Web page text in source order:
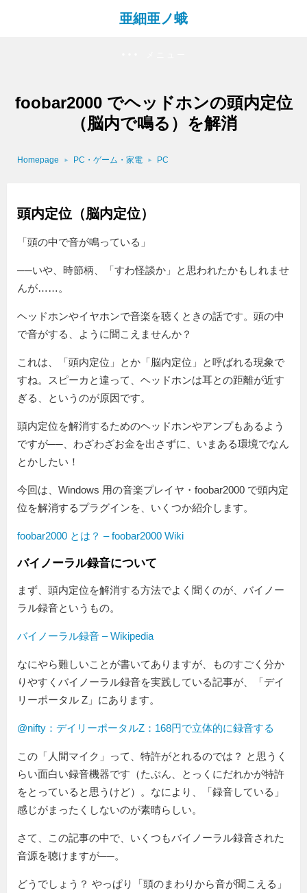
亜細亜ノ蛾
foobar2000 でヘッドホンの頭内定位
（脳内で鳴る）を解消
Homepage PC・ゲーム・家電 PC
頭内定位（脳内定位）
「頭の中で音が鳴っている」
──いや、時節柄、「すわ怪談か」と思われたかもしれませ
んが……。
ヘッドホンやイヤホンで音楽を聴くときの話です。頭の中
で音がする、ように聞こえませんか？
これは、「頭内定位」とか「脳内定位」と呼ばれる現象で
すね。スピーカと違って、ヘッドホンは耳との距離が近す
ぎる、というのが原因です。
頭内定位を解消するためのヘッドホンやアンプもあるよう
ですが──、わざわざお金を出さずに、いまある環境でなん
とかしたい！
今回は、Windows 用の音楽プレイヤ・foobar2000 で頭内定
位を解消するプラグインを、いくつか紹介します。
foobar2000 とは？ – foobar2000 Wiki
バイノーラル録音について
まず、頭内定位を解消する方法でよく聞くのが、バイノー
ラル録音というもの。
バイノーラル録音 – Wikipedia
なにやら難しいことが書いてありますが、ものすごく分か
りやすくバイノーラル録音を実践している記事が、「デイ
リーポータル Z」にあります。
@nifty：デイリーポータルZ：168円で立体的に録音する
この「人間マイク」って、特許がとれるのでは？ と思うく
らい面白い録音機器です（たぶん、とっくにだれかが特許
をとっていると思うけど）。なにより、「録音している」
感じがまったくしないのが素晴らしい。
さて、この記事の中で、いくつもバイノーラル録音された
音源を聴けますが──。
どうでしょう？ やっぱり「頭のまわりから音が聞こえる」